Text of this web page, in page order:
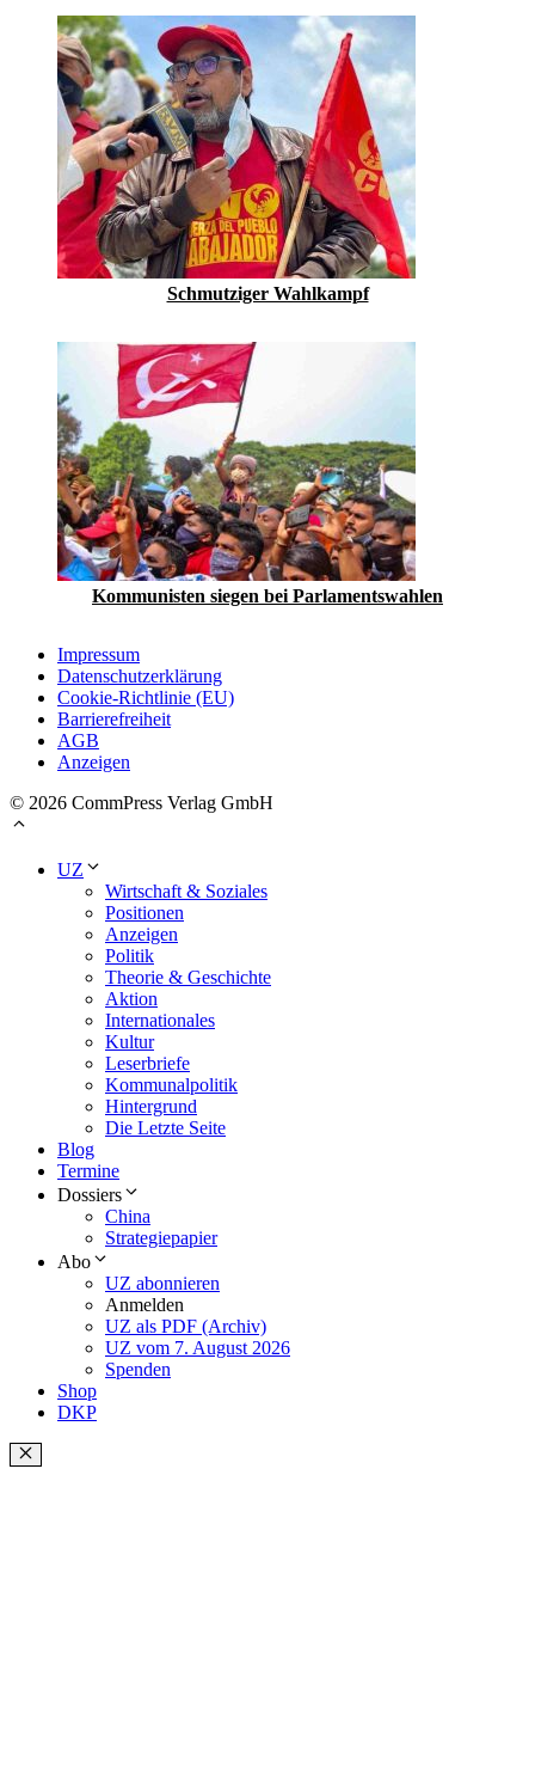
Schmutziger Wahlkampf
Kommunisten siegen bei Parlamentswahlen
Impressum
Datenschutzerklärung
Cookie-Richtlinie (EU)
Barrierefreiheit
AGB
Anzeigen
© 2026 CommPress Verlag GmbH
UZ
Wirtschaft & Soziales
Positionen
Anzeigen
Politik
Theorie & Geschichte
Aktion
Internationales
Kultur
Leserbriefe
Kommunalpolitik
Hintergrund
Die Letzte Seite
Blog
Termine
Dossiers
China
Strategiepapier
Abo
UZ abonnieren
Anmelden
UZ als PDF (Archiv)
UZ vom 7. August 2026
Spenden
Shop
DKP
Schließen